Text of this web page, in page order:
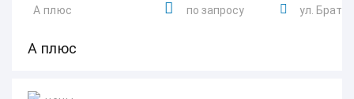
А плюс
по запросу ул.